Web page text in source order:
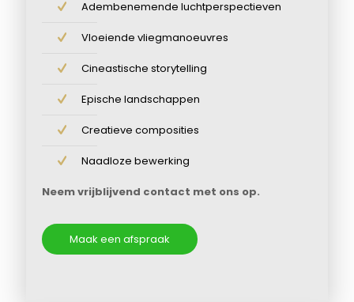
Adembenemende luchtperspectieven
Vloeiende vliegmanoeuvres
Cineastische storytelling
Epische landschappen
Creatieve composities
Naadloze bewerking
Neem vrijblijvend contact met ons op.
Maak een afspraak